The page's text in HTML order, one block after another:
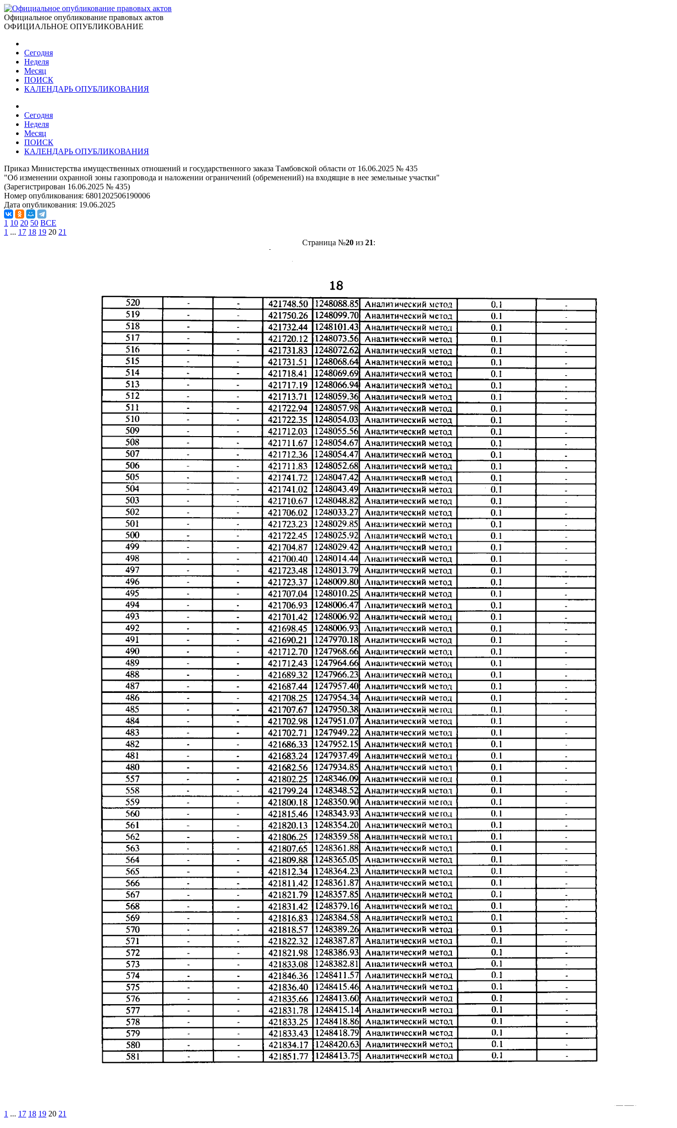
Официальное опубликование правовых актов
ОФИЦИАЛЬНОЕ ОПУБЛИКОВАНИЕ
Сегодня
Неделя
Месяц
ПОИСК
КАЛЕНДАРЬ ОПУБЛИКОВАНИЯ
Сегодня
Неделя
Месяц
ПОИСК
КАЛЕНДАРЬ ОПУБЛИКОВАНИЯ
Приказ Министерства имущественных отношений и государственного заказа Тамбовской области от 16.06.2025 № 435
"Об изменении охранной зоны газопровода и наложении ограничений (обременений) на входящие в нее земельные участки"
(Зарегистрирован 16.06.2025 № 435)
Номер опубликования: 6801202506190006
Дата опубликования: 19.06.2025
1 10 20 50 ВСЕ
1 ... 17 18 19 20 21
Страница №20из 21:
1 ... 17 18 19 20 21